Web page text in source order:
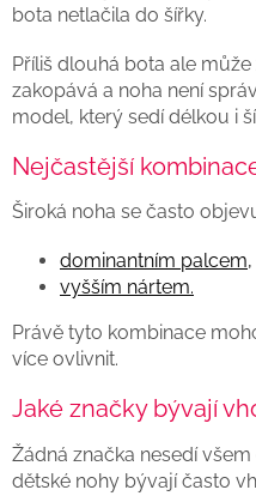
bota netlačila do šířky.
Příliš dlouhá bota ale
zakopává a noha není
model, který sedí délkou i
Nejčastější
Široká noha se často
dominantním palcem,
vyšším nártem.
Právě tyto kombinace
více ovlivnit.
Jaké značky bývají
Žádná značka nesedí
dětské nohy bývají často